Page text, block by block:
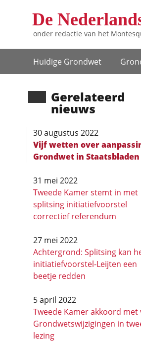
De
onder redactie van het
Hoofdnavigatie
Huidige Grondwet
Gerela­teerd
nieuws
30 augustus 2022
Vijf wetten over
Grondwet in Staatsbladen
31 mei 2022
Tweede Kamer stemt in met
splitsing initiatiefvoorstel
correctief referendum
27 mei 2022
Achtergrond: Splitsing kan
initiatief­voorstel-Leijten een
beetje redden
5 april 2022
Tweede Kamer akkoord met
Grondwetswijzigingen in
lezing